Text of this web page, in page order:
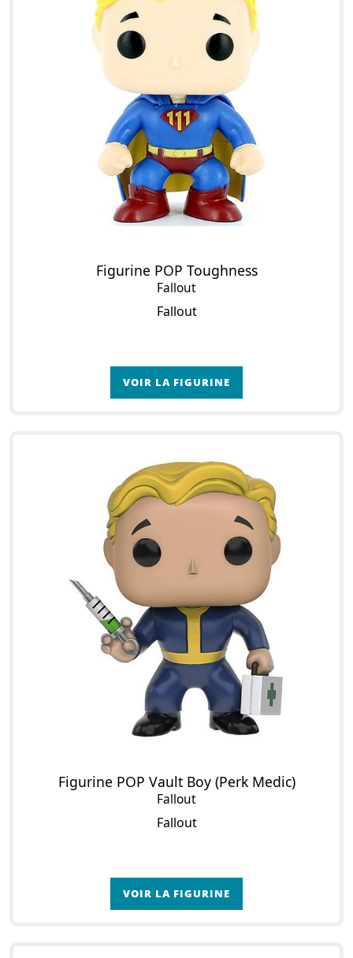
Figurine POP Toughness
Fallout
Fallout
VOIR LA FIGURINE
Figurine POP Vault Boy (Perk Medic)
Fallout
Fallout
VOIR LA FIGURINE